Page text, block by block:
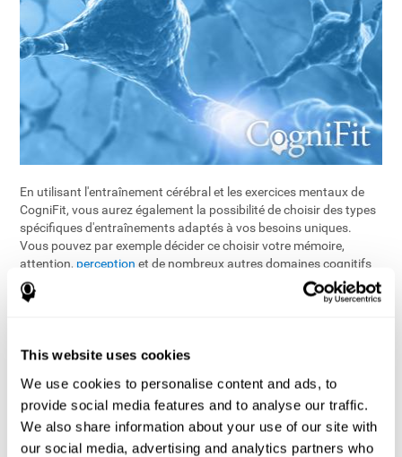
This website uses cookies
We use cookies to personalise content and ads, to
provide social media features and to analyse our traffic.
We also share information about your use of our site with
our social media, advertising and analytics partners who
En utilisant l'entraînement cérébral et les exercices mentaux de
CogniFit, vous aurez également la possibilité de choisir des types
spécifiques d'entraînements adaptés à vos besoins uniques.
Vous pouvez par exemple décider ce choisir votre mémoire,
attention, perception et de nombreux autres domaines cognitifs
importants.
faire. Vous pouvez décider de vous entraîner ou de jouer avec
semaine vous pourrez observer de rapides améliorations de votre
santé cérébrale générale et vous pourrez faire un suivi de votre
évolution et mesurer vos progrès au fil du temps.